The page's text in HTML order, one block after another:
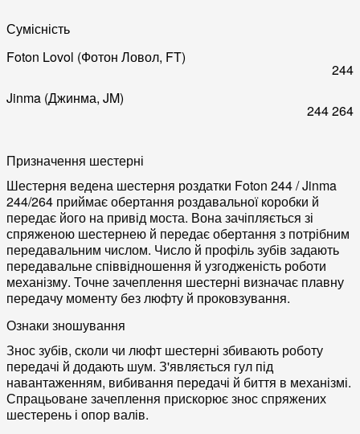
Сумісність
Foton Lovol (Фотон Ловол, FT)
244
Jinma (Джинма, JM)
244264
Призначення шестерні
Шестерня ведена шестерня роздатки Foton 244 / Jinma
244/264 приймає обертання роздавальної коробки й
передає його на привід моста. Вона зачіпляється зі
спряженою шестернею й передає обертання з потрібним
передавальним числом. Число й профіль зубів задають
передавальне співвідношення й узгодженість роботи
механізму. Точне зачеплення шестерні визначає плавну
передачу моменту без люфту й проковзування.
Ознаки зношування
Знос зубів, сколи чи люфт шестерні збивають роботу
передачі й додають шум. З'являється гул під
навантаженням, вибивання передачі й биття в механізмі.
Спрацьоване зачеплення прискорює знос спряжених
шестерень і опор валів.